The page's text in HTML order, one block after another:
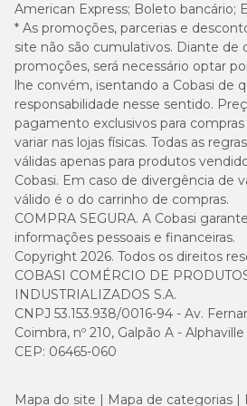
Guia para troca de ração
Caso haja necessidade em inserir uma
importante que a troca seja gradual e
uma perfeita adaptação e aceitação, você
abaixo ou conforme orientação do
American Express; Boleto bancário;
* As promoções, parcerias e
site não são cumulativos. Diante de
promoções, será necessário optar
lhe convém, isentando a Cobasi de
responsabilidade nesse sentido.
pagamento exclusivos para
variar nas lojas físicas. Todas as
válidas apenas para produtos
Cobasi. Em caso de divergência de
válido é o do carrinho de compras.
COMPRA SEGURA. A Cobasi
informações pessoais e financeiras.
Copyright 2026. Todos os direitos
COBASI COMÉRCIO DE
INDUSTRIALIZADOS S.A.
CNPJ 53.153.938/0016-94 - Av.
Coimbra, nº 210, Galpão A -
CEP: 06465-060
Mapa do site Mapa de categorias